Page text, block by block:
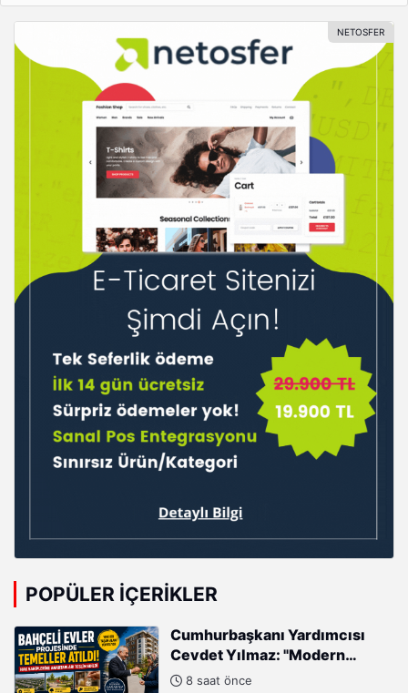
POPÜLER İÇERIKLER
Cumhurbaşkanı Yardımcısı
Cevdet Yılmaz: "Modern
Türkiye'nin İmarında
8 saat önce